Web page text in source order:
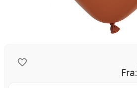
Fra: